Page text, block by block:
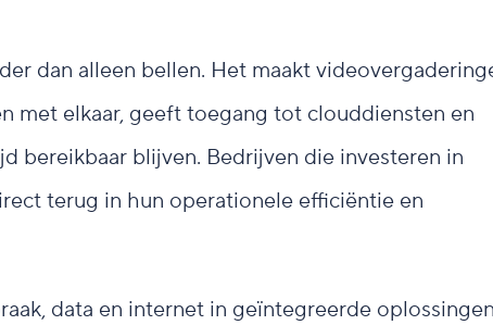
dan alleen bellen. Het maakt
met elkaar, geeft toegang tot clouddiensten en
bereikbaar blijven. Bedrijven die investeren in
terug in hun operationele efficiëntie en
data en internet in geïntegreerde